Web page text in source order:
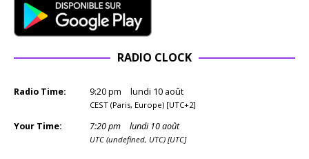
RADIO CLOCK
Radio Time: 9:20pm lundi 10 août
CEST (Paris, Europe) [UTC+2]
Your Time: 7:20pm lundi 10 août
UTC (undefined, UTC) [UTC]